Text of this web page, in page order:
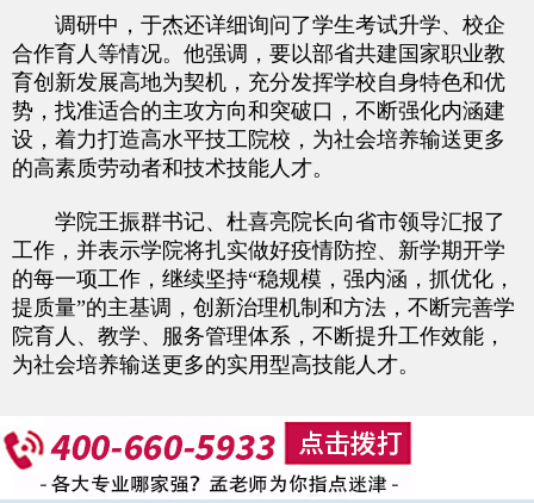
调研中，于杰还详细询问了学生考试升学、校企
合作育人等情况。他强调，要以部省共建国家职业教
育创新发展高地为契机，充分发挥学校自身特色和优
势，找准适合的主攻方向和突破口，不断强化内涵建
设，着力打造高水平技工院校，为社会培养输送更多
的高素质劳动者和技术技能人才。
学院王振群书记、杜喜亮院长向省市领导汇报了
工作，并表示学院将扎实做好疫情防控、新学期开学
的每一项工作，继续坚持“稳规模，强内涵，抓优化，
提质量”的主基调，创新治理机制和方法，不断完善学
院育人、教学、服务管理体系，不断提升工作效能，
为社会培养输送更多的实用型高技能人才。